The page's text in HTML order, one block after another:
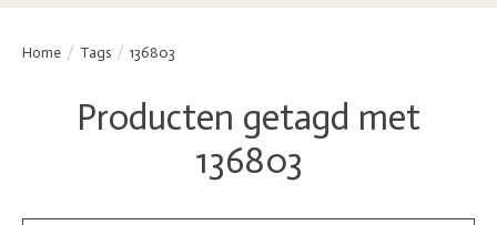
Home / Tags / 136803
Producten getagd met
136803